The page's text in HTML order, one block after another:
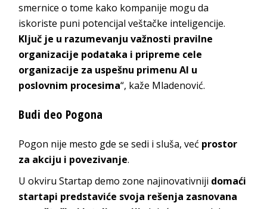
smernice o tome kako kompanije mogu da
iskoriste puni potencijal veštačke inteligencije.
Ključ je u razumevanju važnosti pravilne
organizacije podataka i pripreme cele
organizacije za uspešnu primenu AI u
poslovnim procesima“, kaže Mladenović.
Budi deo Pogona
Pogon nije mesto gde se sedi i sluša, već prostor
za akciju i povezivanje.
U okviru Startap demo zone najinovativniji domaći
startapi predstaviće svoja rešenja zasnovana